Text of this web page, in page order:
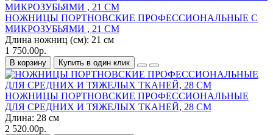
НОЖНИЦЫ ПОРТНОВСКИЕ ПРОФЕССИОНАЛЬНЫЕ С
МИКРОЗУБЬЯМИ , 21 СМ
Длина ножниц (см): 21 см
1 750.00р.
В корзину Купить в один клик
НОЖНИЦЫ ПОРТНОВСКИЕ ПРОФЕССИОНАЛЬНЫЕ
ДЛЯ СРЕДНИХ И ТЯЖЕЛЫХ ТКАНЕЙ, 28 СМ
Длина: 28 см
2 520.00р.